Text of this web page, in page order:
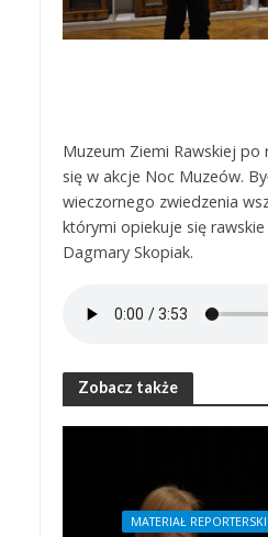
Muzeum Ziemi Rawskiej po
się w akcje Noc Muzeów.
wieczornego zwiedzenia
którymi opiekuje się rawskie
Dagmary Skopiak.
Zobacz także
MATERIAŁ REPORTERSKI